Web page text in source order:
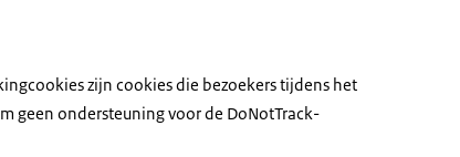
zijn cookies die bezoekers tijdens het
geen ondersteuning voor de DoNotTrack-